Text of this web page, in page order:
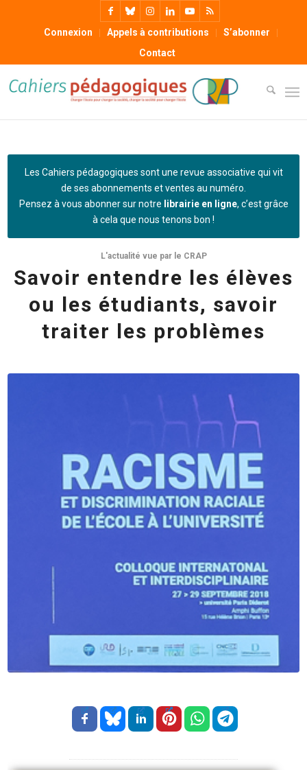
Connexion Appels à contributions
S’abonner
Contact
Les Cahiers pédagogiques sont une revue associative qui vit
de ses abonnements et ventes au numéro.
Pensez à vous abonner sur notre librairie en ligne, c’est grâce
à cela que nous tenons bon !
L'actualité vue par le CRAP
Savoir entendre les élèves
ou les étudiants, savoir
traiter les problèmes